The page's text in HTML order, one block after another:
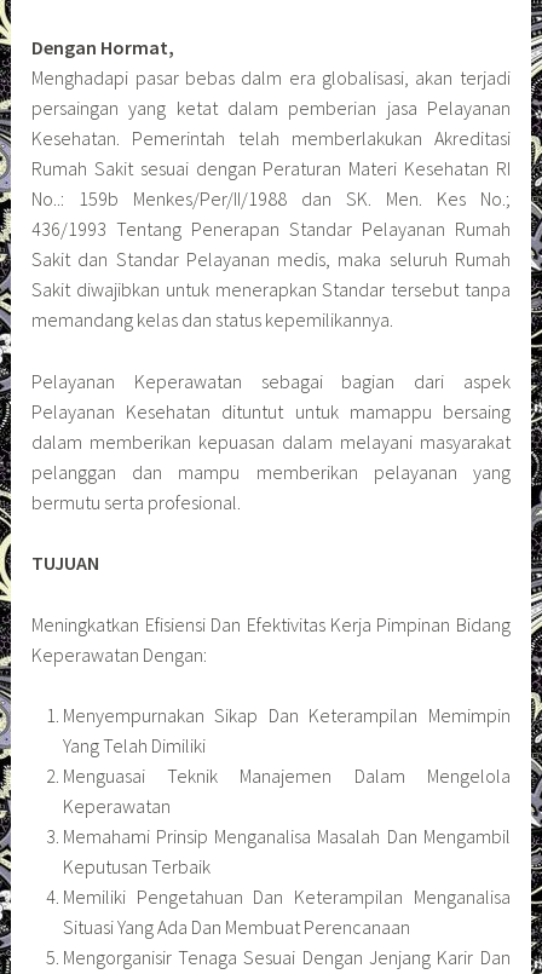
Dengan Hormat,
Menghadapi pasar bebas dalm era globalisasi, akan terjadi
persaingan yang ketat dalam pemberian jasa Pelayanan
Kesehatan. Pemerintah telah memberlakukan Akreditasi
Rumah Sakit sesuai dengan Peraturan Materi Kesehatan RI
No..: 159b Menkes/Per/II/1988 dan SK. Men. Kes No.;
436/1993 Tentang Penerapan Standar Pelayanan Rumah
Sakit dan Standar Pelayanan medis, maka seluruh Rumah
Sakit diwajibkan untuk menerapkan Standar tersebut tanpa
memandang kelas dan status kepemilikannya.
Pelayanan Keperawatan sebagai bagian dari aspek
Pelayanan Kesehatan dituntut untuk mamappu bersaing
dalam memberikan kepuasan dalam melayani masyarakat
pelanggan dan mampu memberikan pelayanan yang
bermutu serta profesional.
TUJUAN
Meningkatkan Efisiensi Dan Efektivitas Kerja Pimpinan Bidang
Keperawatan Dengan:
Menyempurnakan Sikap Dan Keterampilan Memimpin
Yang Telah Dimiliki
Menguasai Teknik Manajemen Dalam Mengelola
Keperawatan
Memahami Prinsip Menganalisa Masalah Dan Mengambil
Keputusan Terbaik
Memiliki Pengetahuan Dan Keterampilan Menganalisa
Situasi Yang Ada Dan Membuat Perencanaan
Mengorganisir Tenaga Sesuai Dengan Jenjang Karir Dan